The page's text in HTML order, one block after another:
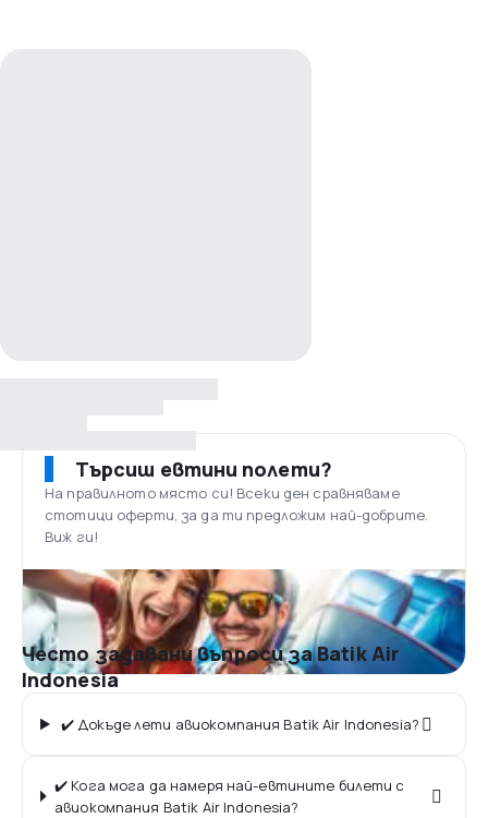
Търсиш евтини полети?
На правилното място си! Всеки ден сравняваме
стотици оферти, за да ти предложим най-добрите.
Виж ги!
Често задавани въпроси за Batik Air
Indonesia
✔️ Докъде лети авиокомпания Batik Air Indonesia?
✔️ Кога мога да намеря най-евтините билети с
авиокомпания Batik Air Indonesia?